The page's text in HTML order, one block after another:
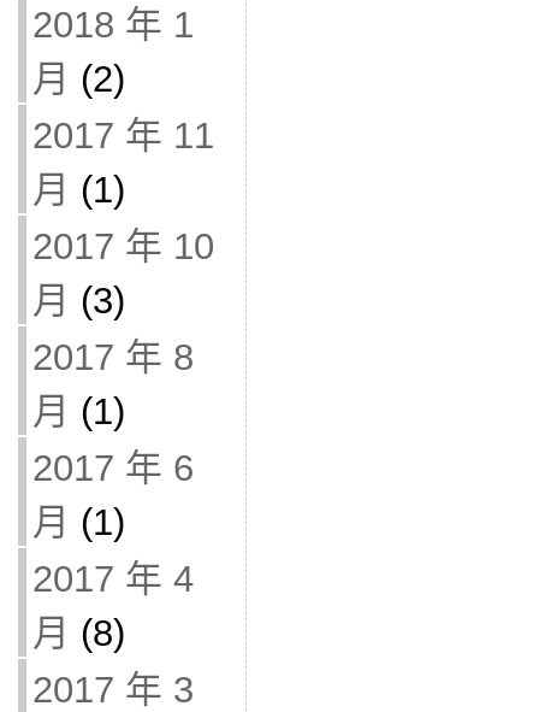
2018 年 1
月 (2)
2017 年 11
月 (1)
2017 年 10
月 (3)
2017 年 8
月 (1)
2017 年 6
月 (1)
2017 年 4
月 (8)
2017 年 3